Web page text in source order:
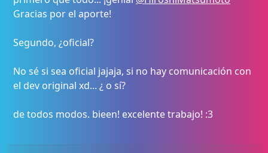
Gracias por el aporte!
Segundo, ¿oficial?
No sé si sea oficial jajaja, si no hay comunicación con
el dev original xd... ¿ o sí?
de todos modos. bieen! excelente trabajo! :3